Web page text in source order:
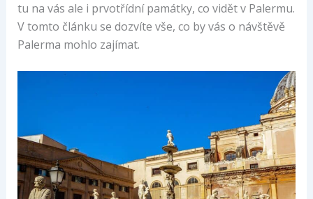
tu na vás ale i prvotřídní památky, co vidět v Palermu.
V tomto článku se dozvíte vše, co by vás o návštěvě
Palerma mohlo zajímat.